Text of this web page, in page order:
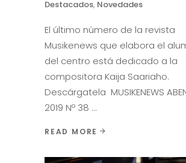
Destacados, Novedades
El último número de la revista
Musikenews que elabora el
del centro está dedicado a la
compositora Kaija Saariaho.
Descárgatela MUSIKENEWS
2019 Nº 38
READ MORE